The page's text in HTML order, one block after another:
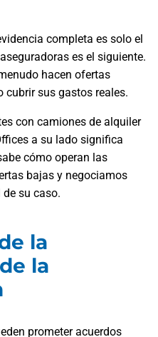
completa es solo el
es el siguiente.
hacen ofertas
cubrir sus gastos reales.
con camiones de alquiler
a su lado significa
cómo operan las
bajas y negociamos
su caso.
la
la
prometer acuerdos